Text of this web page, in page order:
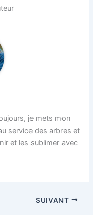
je mets mon
service des arbres et
et les sublimer avec
SUIVANT